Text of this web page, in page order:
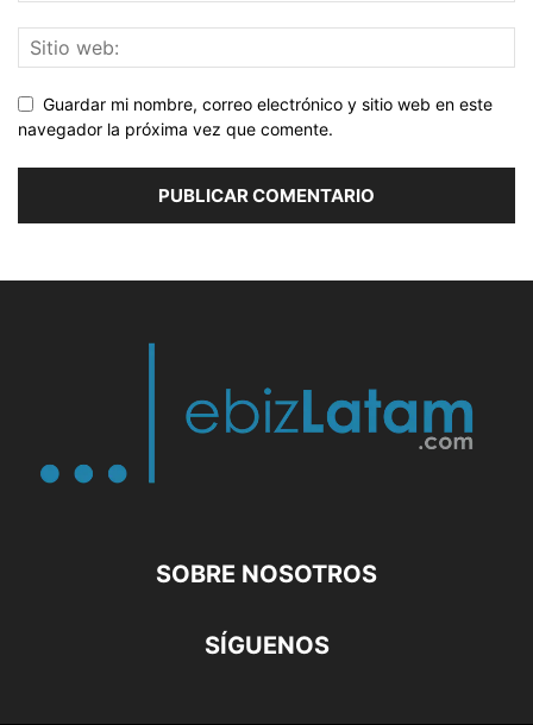
Guardar mi nombre, correo electrónico y sitio web en este
navegador la próxima vez que comente.
SOBRE NOSOTROS
SÍGUENOS